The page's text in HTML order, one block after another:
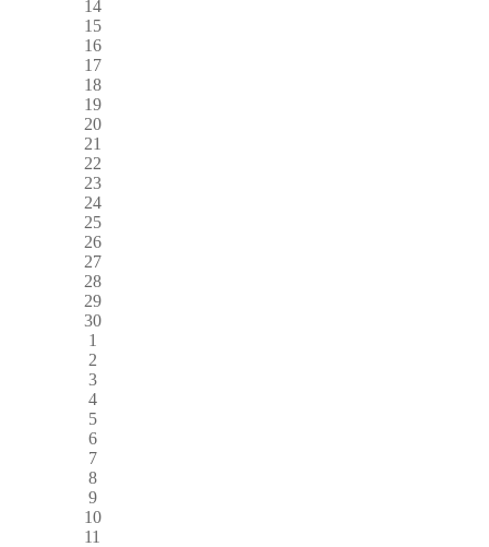
14
15
16
17
18
19
20
21
22
23
24
25
26
27
28
29
30
1
2
3
4
5
6
7
8
9
10
11